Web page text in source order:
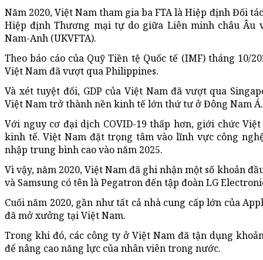
Năm 2020, Việt Nam tham gia ba FTA là Hiệp định Đối
Hiệp định Thương mại tự do giữa Liên minh châu Âu
Nam-Anh (UKVFTA).
Theo báo cáo của Quỹ Tiền tệ Quốc tế (IMF) tháng 10/
Việt Nam đã vượt qua Philippines.
Và xét tuyệt đối, GDP của Việt Nam đã vượt qua
Việt Nam trở thành nền kinh tế lớn thứ tư ở Đông Nam Á.
Với nguy cơ đại dịch COVID-19 thấp hơn, giới chức
kinh tế. Việt Nam đặt trọng tâm vào lĩnh vực công
nhập trung bình cao vào năm 2025.
Vì vậy, năm 2020, Việt Nam đã ghi nhận một số khoản
và Samsung có tên là Pegatron đến tập đoàn LG
Cuối năm 2020, gần như tất cả nhà cung cấp lớn của
đã mở xưởng tại Việt Nam.
Trong khi đó, các công ty ở Việt Nam đã tận dụng
để nâng cao năng lực của nhân viên trong nước.